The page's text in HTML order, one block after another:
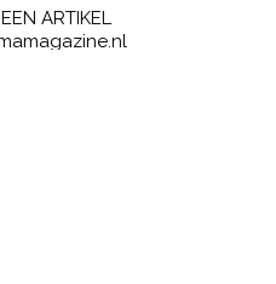
ARTIKEL